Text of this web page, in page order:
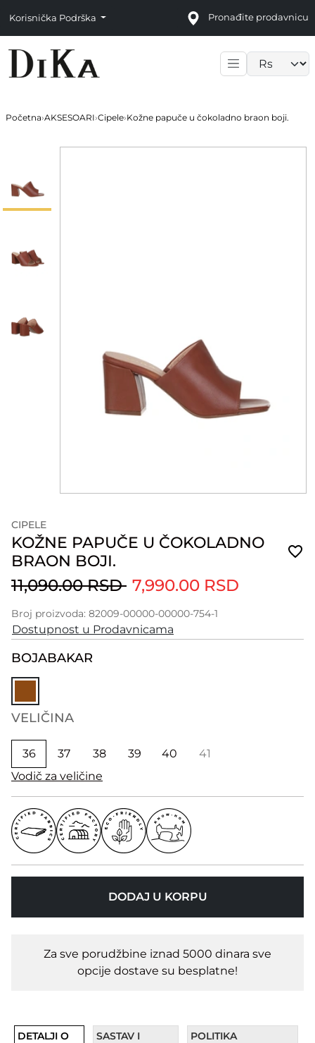
Korisnička Podrška Pronađite prodavnicu
Početna›AKSESOARI›Cipele›Kožne papuče u čokoladno braon boji.
CIPELE
KOŽNE PAPUČE U ČOKOLADNO
BRAON BOJI.
11,090.00 RSD 7,990.00 RSD
Broj proizvoda: 82009-00000-00000-754-1
Dostupnost u Prodavnicama
BOJABAKAR
VELIČINA
36 37 38 39 40
41
Vodič za veličine
DODAJ U KORPU
Za sve porudžbine iznad 5000 dinara sve
opcije dostave su besplatne!
DETALJI O
SASTAV I
POLITIKA